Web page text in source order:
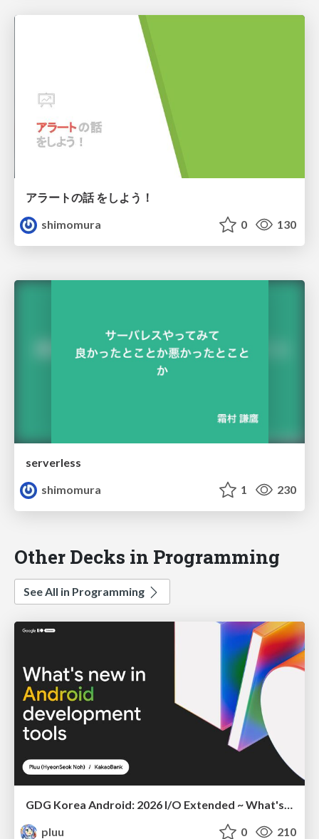
アラートの話 をしよう！
shimomura
0 130
serverless
shimomura
1 230
Other Decks in Programming
See All in Programming
pluu
0 210